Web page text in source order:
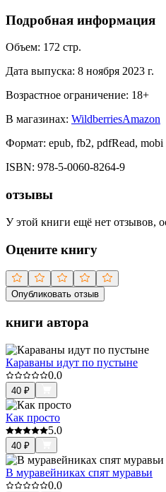
Подробная информация
Объем: 172 стр.
Дата выпуска: 8 ноября 2023 г.
Возрастное ограничение: 18+
В магазинах: WildberriesAmazon
Формат: epub, fb2, pdfRead, mobi
ISBN: 978-5-0060-8264-9
отзывы
У этой книги ещё нет отзывов,
Оцените книгу
Опубликовать отзыв
книги автора
Караваны идут по пустыне
0.0
40 ₽
Как просто
5.0
40 ₽
В муравейниках спят муравьи
0.0